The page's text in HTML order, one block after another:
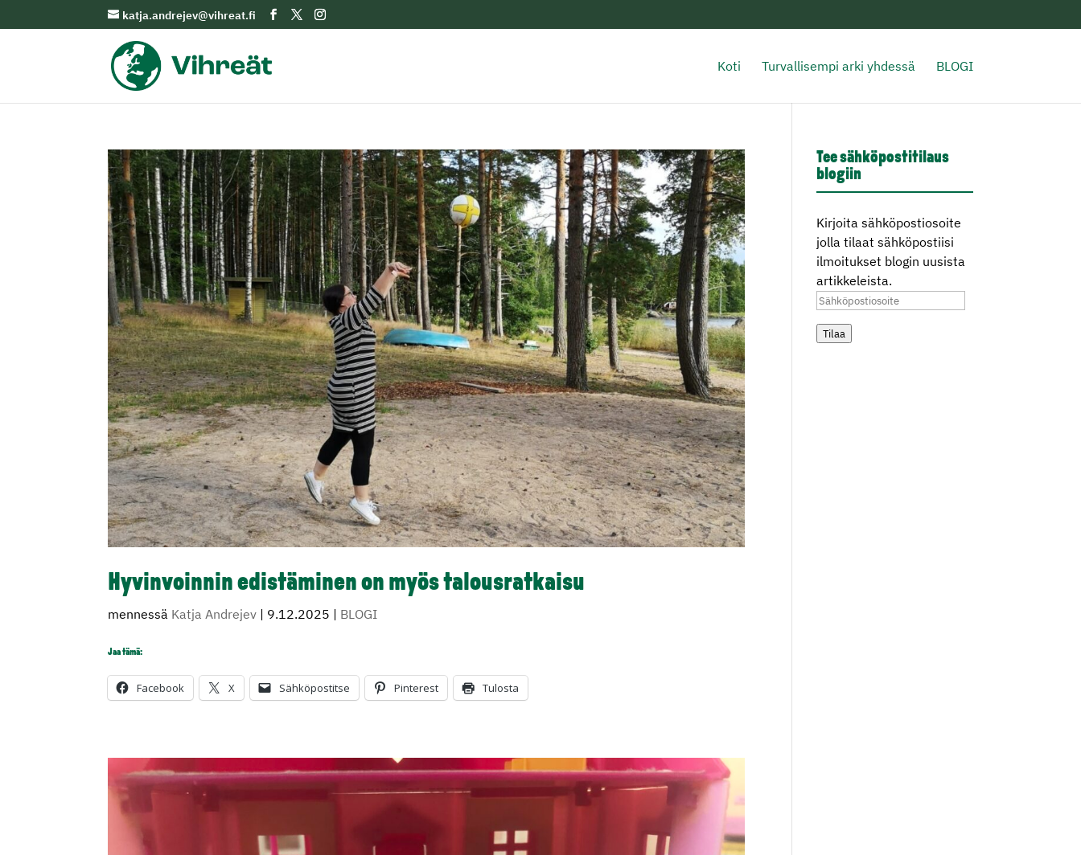
katja.andrejev@vihreat.fi
Koti Turvallisempi arki yhdessä BLOGI
Hyvinvoinnin edistäminen on myös talousratkaisu
mennessä Katja Andrejev | 9.12.2025 | BLOGI
Jaa tämä:
Facebook X Sähköpostitse Pinterest Tulosta
Tee sähköpostitilaus
blogiin
Kirjoita sähköpostiosoite
jolla tilaat sähköpostiisi
ilmoitukset blogin uusista
artikkeleista.
Sähköpostiosoite
Tilaa